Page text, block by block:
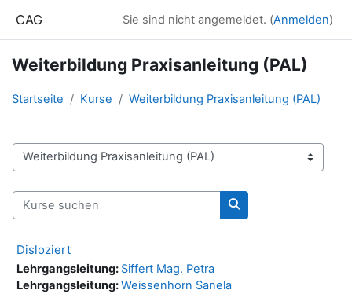
CAG Sie sind nicht angemeldet. (Anmelden)
Weiterbildung Praxisanleitung (PAL)
Startseite Kurse Weiterbildung Praxisanleitung (PAL)
Kursbereiche
Kurse suchen
Kurse suchen
Disloziert
Lehrgangsleitung: Siffert Mag. Petra
Lehrgangsleitung:Weissenhorn Sanela